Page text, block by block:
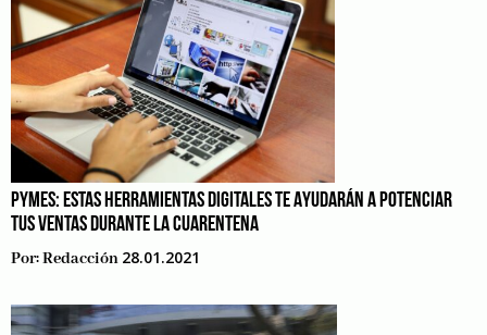
PYMES: ESTAS HERRAMIENTAS DIGITALES TE AYUDARÁN A POTENCIAR
TUS VENTAS DURANTE LA CUARENTENA
Por:Redacción 28.01.2021